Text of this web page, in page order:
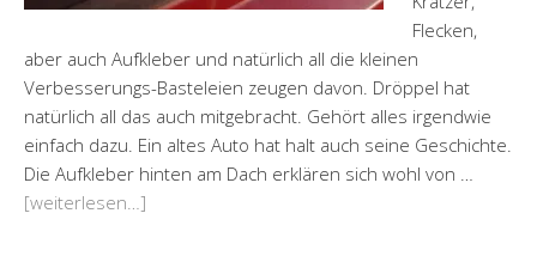
Flecken,
aber auch Aufkleber und natürlich all die kleinen
Verbesserungs-Basteleien zeugen davon. Dröppel hat
natürlich all das auch mitgebracht. Gehört alles irgendwie
einfach dazu. Ein altes Auto hat halt auch seine Geschichte.
Die Aufkleber hinten am Dach erklären sich wohl von …
[weiterlesen…]